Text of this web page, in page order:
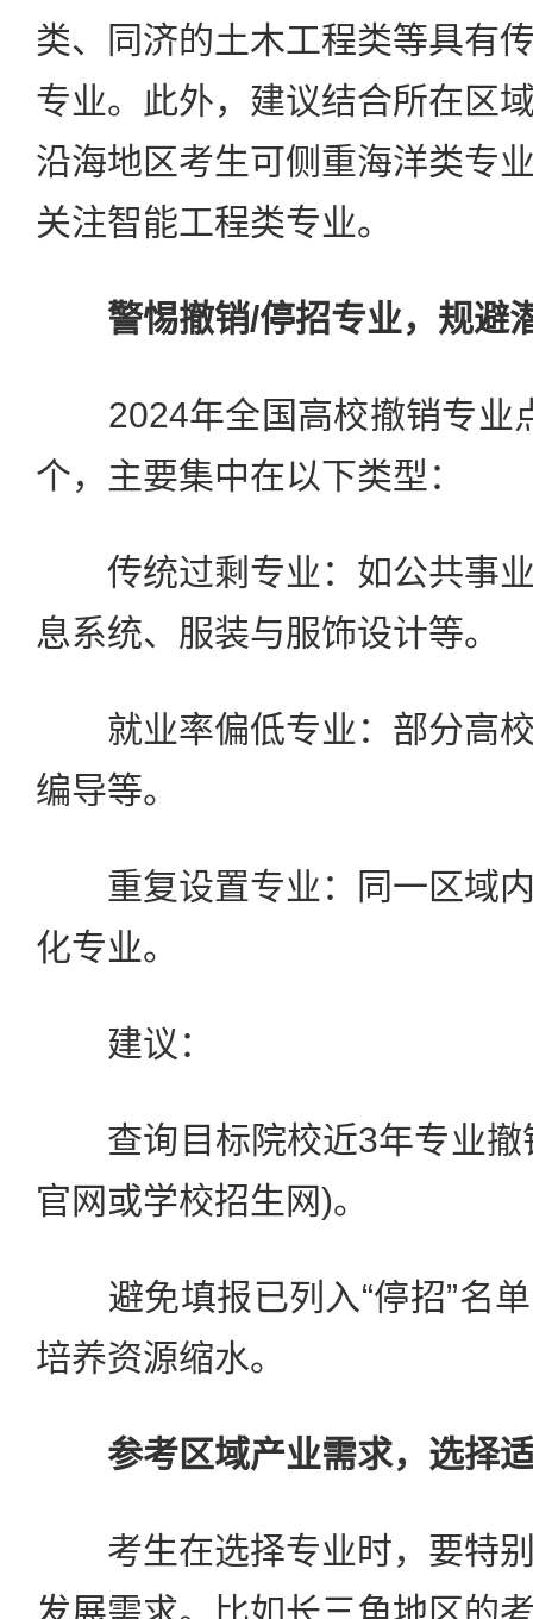
类、同济的土木工程类等具有
专业。此外，建议结合所在区
沿海地区考生可侧重海洋类专
关注智能工程类专业。
警惕撤销/停招专业，规避
2024年全国高校撤销专业
个，主要集中在以下类型：
传统过剩专业：如公共事业
息系统、服装与服饰设计等。
就业率偏低专业：部分高校
编导等。
重复设置专业：同一区域内
化专业。
建议：
查询目标院校近3年专业撤
官网或学校招生网)。
避免填报已列入“停招”名单
培养资源缩水。
参考区域产业需求，选择
考生在选择专业时，要特别